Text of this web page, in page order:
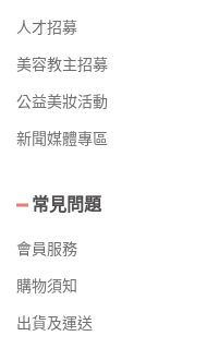
人才招募
美容教主招募
公益美妝活動
新聞媒體專區
常見問題
會員服務
購物須知
出貨及運送